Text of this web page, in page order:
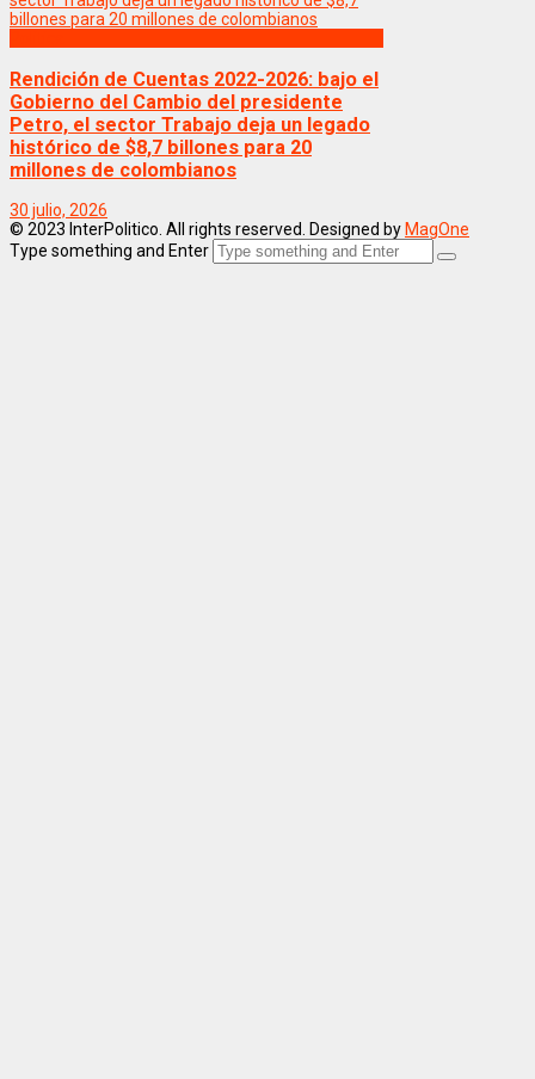
Rendición de Cuentas 2022-2026: bajo el
Gobierno del Cambio del presidente
Petro, el sector Trabajo deja un legado
histórico de $8,7 billones para 20
millones de colombianos
30 julio, 2026
© 2023 InterPolitico. All rights reserved. Designed by MagOne
Type something and Enter